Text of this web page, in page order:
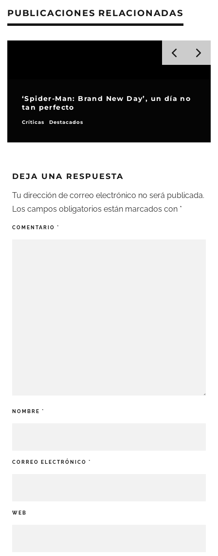
PUBLICACIONES RELACIONADAS
‘Spider-Man: Brand New Day’, un día no
tan perfecto
Críticas Destacados
DEJA UNA RESPUESTA
Tu dirección de correo electrónico no será publicada.
Los campos obligatorios están marcados con *
COMENTARIO *
NOMBRE *
CORREO ELECTRÓNICO *
WEB